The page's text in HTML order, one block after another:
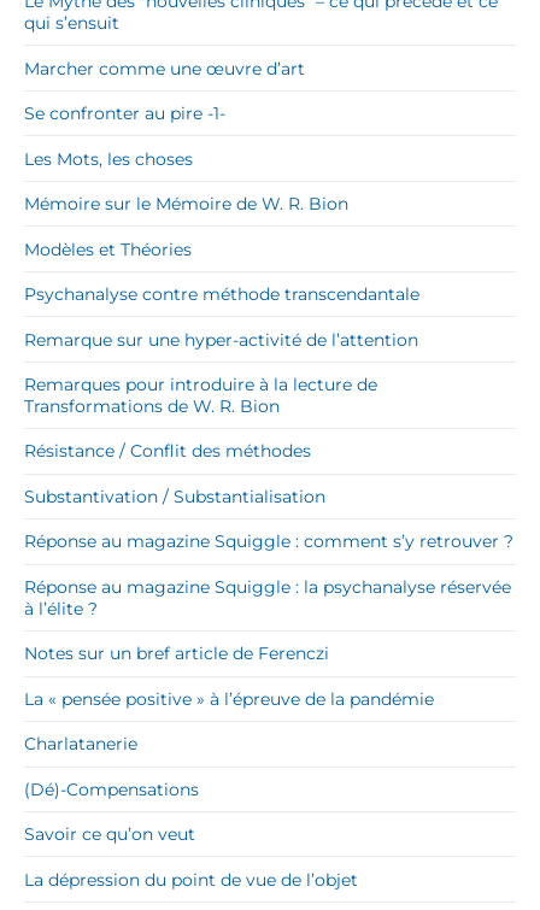
qui s’ensuit
Marcher comme une œuvre d’art
Se confronter au pire -1-
Les Mots, les choses
Mémoire sur le Mémoire de W. R. Bion
Modèles et Théories
Psychanalyse contre méthode transcendantale
Remarque sur une hyper-activité de l’attention
Remarques pour introduire à la lecture de
Transformations de W. R. Bion
Résistance / Conflit des méthodes
Substantivation / Substantialisation
Réponse au magazine Squiggle : comment s’y retrouver ?
Réponse au magazine Squiggle : la psychanalyse réservée
à l’élite ?
Notes sur un bref article de Ferenczi
La « pensée positive » à l’épreuve de la pandémie
Charlatanerie
(Dé)-Compensations
Savoir ce qu’on veut
La dépression du point de vue de l’objet